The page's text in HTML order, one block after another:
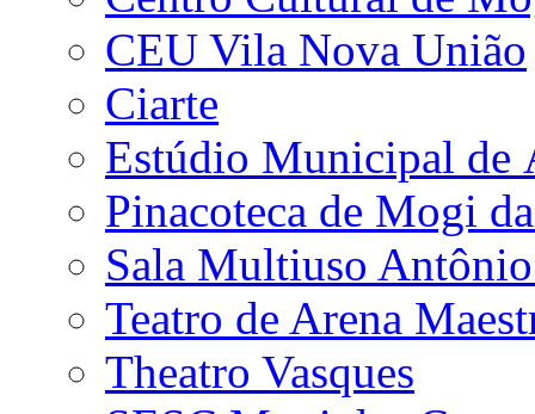
CEU Vila Nova União
Ciarte
Estúdio Municipal de
Pinacoteca de Mogi
Sala Multiuso
Teatro de Arena
Theatro Vasques